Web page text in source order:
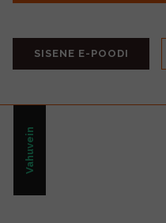
SISENE E-POODI
Vahuvein